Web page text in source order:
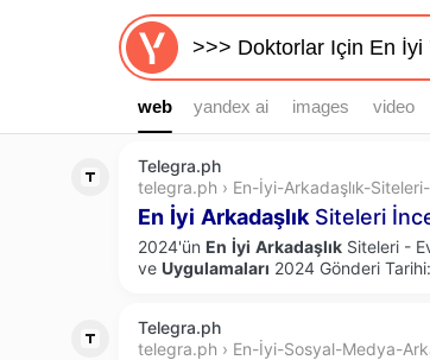
web
web yandex ai images video
Telegra.ph
telegra.ph › En-İyi-Arkadaşlık-
En İyi Arkadaşlık Siteleri
2024'ün En İyi Arkadaşlık Siteleri -
ve Uygulamaları 2024 Gönderi
Telegra.ph
telegra.ph › En-İyi-Sosyal-Medya-